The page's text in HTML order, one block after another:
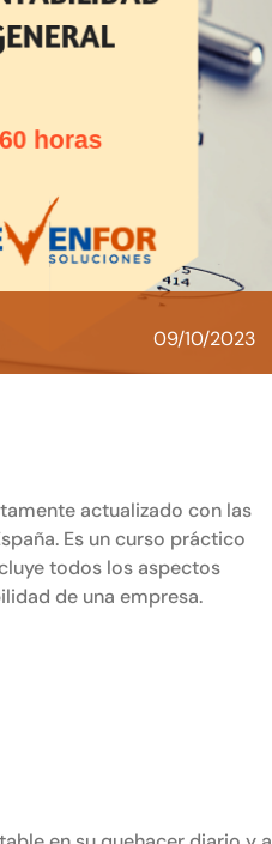
09/10/2023
actualizado con las
Es un curso práctico
todos los aspectos
de una empresa.